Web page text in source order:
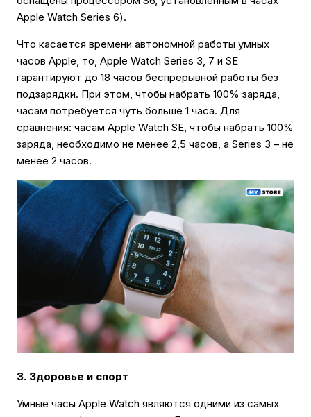
Apple Watch Series 6).
Что касается времени автономной работы умных
часов Apple, то, Apple Watch Series 3, 7 и SE
гарантируют до 18 часов беспрерывной работы без
подзарядки. При этом, чтобы набрать 100% заряда,
часам потребуется чуть больше 1 часа. Для
сравнения: часам Apple Watch SE, чтобы набрать 100%
заряда, необходимо не менее 2,5 часов, а Series 3 – не
менее 2 часов.
3. Здоровье и спорт
Умные часы Apple Watch являются одними из самых